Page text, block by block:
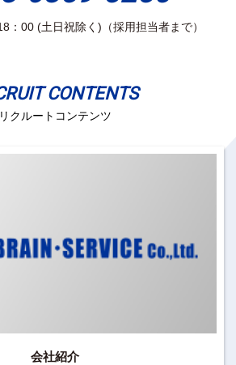
：00 (土日祝除く)（採用担当者まで）
CONTENTS
リクルートコンテンツ
会社紹介